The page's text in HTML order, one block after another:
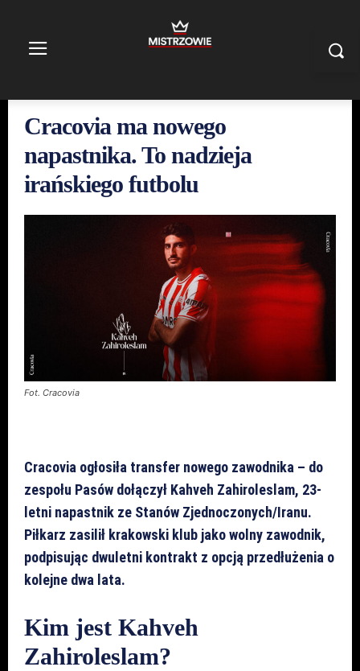
Cracovia ma nowego
napastnika. To nadzieja
irańskiego futbolu
Fot. Cracovia
Cracovia ogłosiła transfer nowego zawodnika – do
zespołu Pasów dołączył Kahveh Zahiroleslam, 23-
letni napastnik ze Stanów Zjednoczonych/Iranu.
Piłkarz zasilił krakowski klub jako wolny zawodnik,
podpisując dwuletni kontrakt z opcją przedłużenia o
kolejne dwa lata.
Kim jest Kahveh
Zahiroleslam?